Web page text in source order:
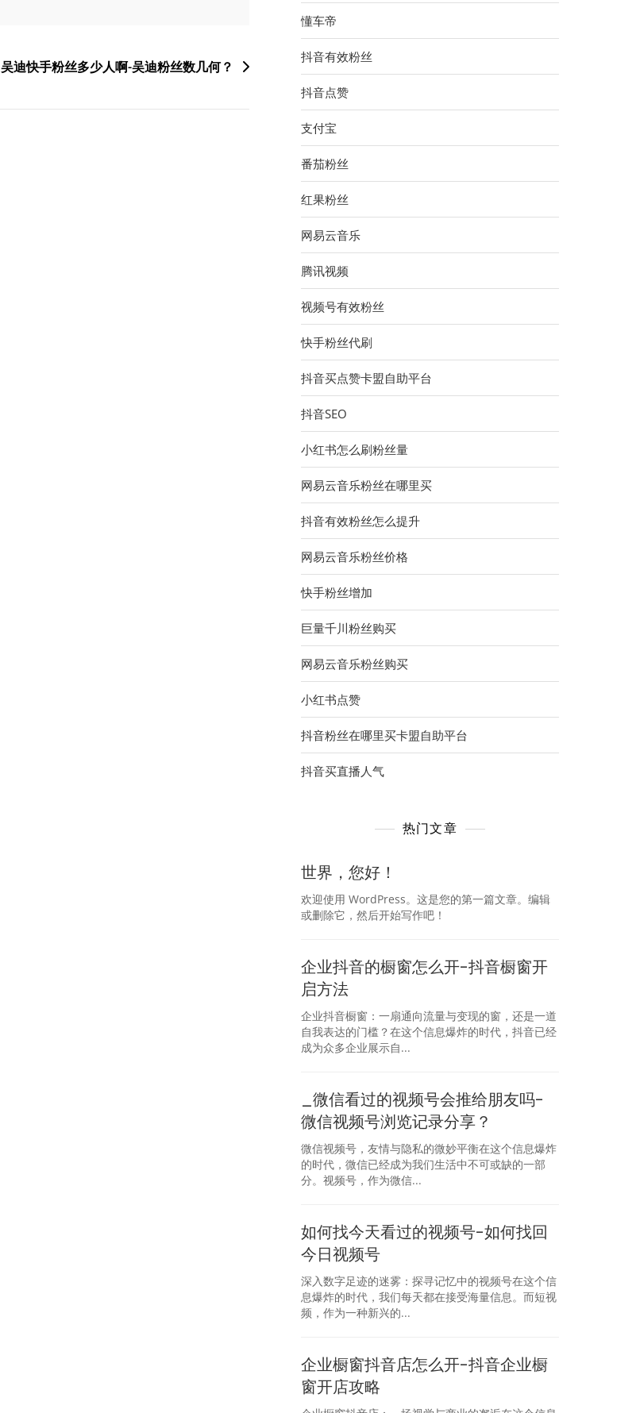
吴迪快手粉丝多少人啊-吴迪粉丝数几何？
懂车帝
抖音有效粉丝
抖音点赞
支付宝
番茄粉丝
红果粉丝
网易云音乐
腾讯视频
视频号有效粉丝
快手粉丝代刷
抖音买点赞卡盟自助平台
抖音SEO
小红书怎么刷粉丝量
网易云音乐粉丝在哪里买
抖音有效粉丝怎么提升
网易云音乐粉丝价格
快手粉丝增加
巨量千川粉丝购买
网易云音乐粉丝购买
小红书点赞
抖音粉丝在哪里买卡盟自助平台
抖音买直播人气
热门文章
世界，您好！
欢迎使用 WordPress。这是您的第一篇文章。编辑
或删除它，然后开始写作吧！
企业抖音的橱窗怎么开-抖音橱窗开
启方法
企业抖音橱窗：一扇通向流量与变现的窗，还是一道
自我表达的门槛？在这个信息爆炸的时代，抖音已经
成为众多企业展示自...
_微信看过的视频号会推给朋友吗-
微信视频号浏览记录分享？
微信视频号，友情与隐私的微妙平衡在这个信息爆炸
的时代，微信已经成为我们生活中不可或缺的一部
分。视频号，作为微信...
如何找今天看过的视频号-如何找回
今日视频号
深入数字足迹的迷雾：探寻记忆中的视频号在这个信
息爆炸的时代，我们每天都在接受海量信息。而短视
频，作为一种新兴的...
企业橱窗抖音店怎么开-抖音企业橱
窗开店攻略